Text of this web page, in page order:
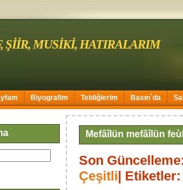
ŞİİR, MUSİKİ, HATIRALARIM
Biyografim Tebliğlerim Basın`da
Mefâîlün mefâîlün
Son
Çeşitli| Etiketler: